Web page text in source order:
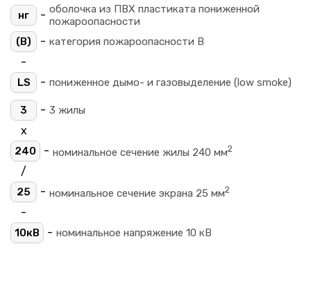
нг
- оболочка из ПВХ пластиката пониженной
пожароопасности
(B)
- категория пожароопасности B
-
LS - пониженное дымо- и газовыделение (low smoke)
3 - 3 жилы
х
240 - номинальное сечение жилы 240 мм2
/
25 - номинальное сечение экрана 25 мм2
-
10кВ - номинальное напряжение 10 кВ